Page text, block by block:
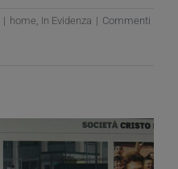
| home In Evidenza | Commenti